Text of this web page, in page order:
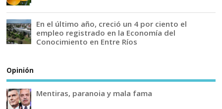
En el último año, creció un 4 por ciento el
empleo registrado en la Economía del
Conocimiento en Entre Ríos
Opinión
Mentiras, paranoia y mala fama